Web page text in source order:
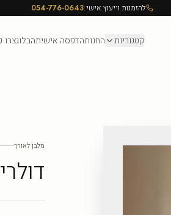
להזמנות וייעוץ אישי:054-776-0643
קטגוריות החנותהדפסה אישיתהבלוגצרו
מלבן לאורך